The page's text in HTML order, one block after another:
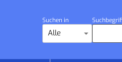
Suchen in
Alle